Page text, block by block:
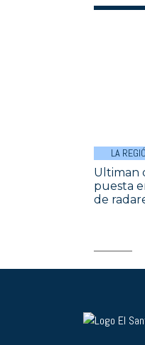
LA
Ultiman
puesta
de